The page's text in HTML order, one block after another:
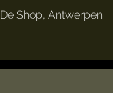
De Shop, Antwerpen